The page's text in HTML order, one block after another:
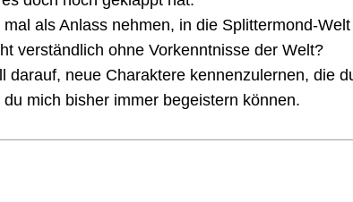
als Anlass nehmen, in die Splittermond-Welt
verständlich ohne Vorkenntnisse der Welt?
darauf, neue Charaktere kennenzulernen, die
mich bisher immer begeistern können.